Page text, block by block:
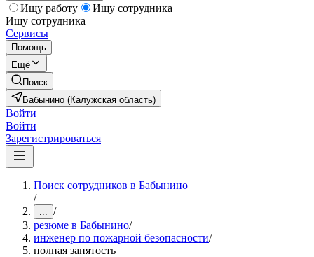
Ищу работу
Ищу сотрудника
Ищу сотрудника
Сервисы
Помощь
Ещё
Поиск
Бабынино (Калужская область)
Войти
Войти
Зарегистрироваться
Поиск сотрудников в Бабынино
/
... /
резюме в Бабынино/
инженер по пожарной безопасности/
полная занятость